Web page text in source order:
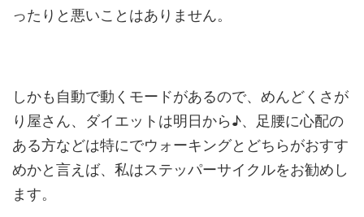
ったりと悪いことはありません。
しかも自動で動くモードがあるので、めんどくさが
り屋さん、ダイエットは明日から♪、足腰に心配の
ある方などは特にでウォーキングとどちらがおすす
めかと言えば、私はステッパーサイクルをお勧めし
ます。